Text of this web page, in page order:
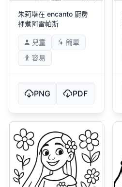
朱莉塔在 encanto 廚房
裡煮阿雷帕斯
兒童
簡單
容易
PNG PDF